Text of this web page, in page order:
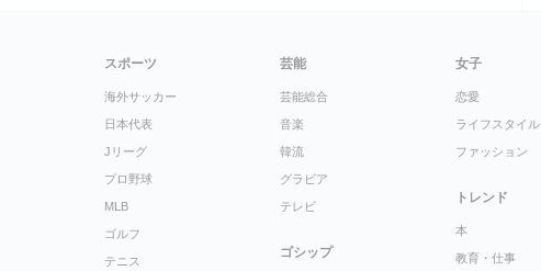
スポーツ
海外サッカー
日本代表
Jリーグ
プロ野球
MLB
ゴルフ
テニス
芸能
芸能総合
音楽
韓流
グラビア
テレビ
ゴシップ
女子
恋愛
ライフスタイル
ファッション
トレンド
本
教育・仕事